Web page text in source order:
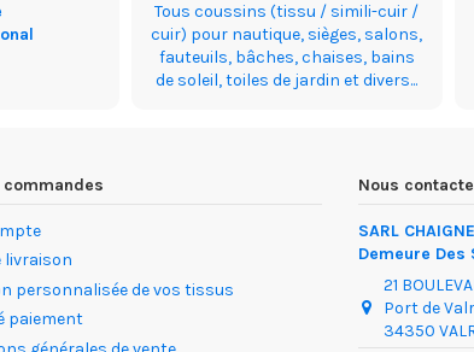
Tous coussins (tissu / simili-cuir /
cuir) pour nautique, sièges, salons,
fauteuils, bâches, chaises, bains
de soleil, toiles de jardin et divers...
commandes
livraison
personnalisée de vos tissus
paiement
Nous
SARL
Demeure Des
21
Port de
34350